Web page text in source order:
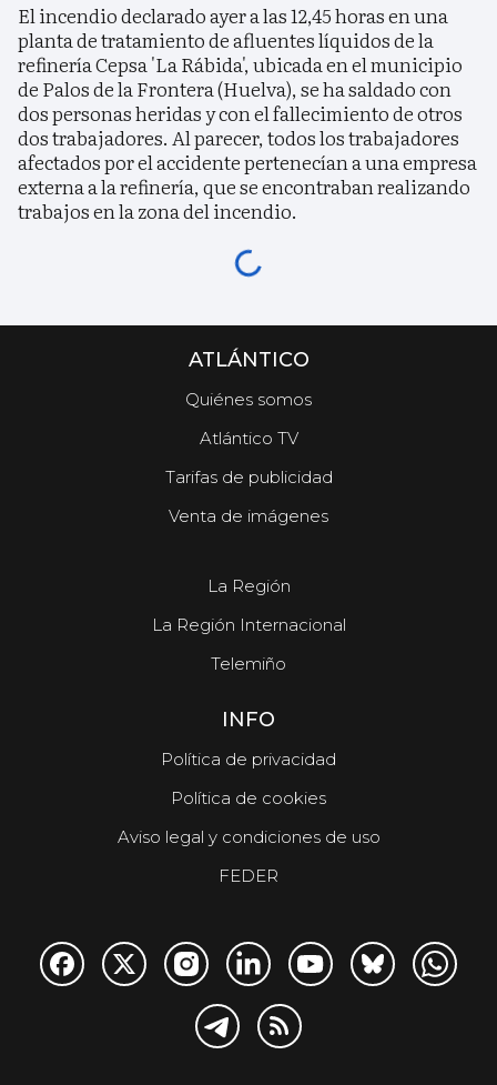
El incendio declarado ayer a las 12,45 horas en una
planta de tratamiento de afluentes líquidos de la
refinería Cepsa 'La Rábida', ubicada en el municipio
de Palos de la Frontera (Huelva), se ha saldado con
dos personas heridas y con el fallecimiento de otros
dos trabajadores. Al parecer, todos los trabajadores
afectados por el accidente pertenecían a una empresa
externa a la refinería, que se encontraban realizando
trabajos en la zona del incendio.
ATLÁNTICO
Quiénes somos
Atlántico TV
Tarifas de publicidad
Venta de imágenes
La Región
La Región Internacional
Telemiño
INFO
Política de privacidad
Política de cookies
Aviso legal y condiciones de uso
FEDER